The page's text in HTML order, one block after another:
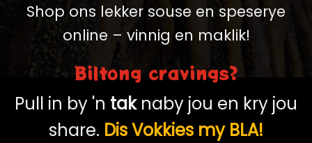
Shop ons lekker souse en speserye
online – vinnig en maklik!
Biltong cravings?
Pull in by 'n taknaby jou en kry jou
share. Dis Vokkies my BLA!